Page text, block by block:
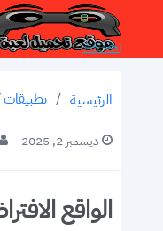
الرئيسية / تطبيقات
ديسمبر 2, 2025
الواقع